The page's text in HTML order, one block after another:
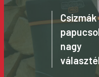
Csizmák
nagy